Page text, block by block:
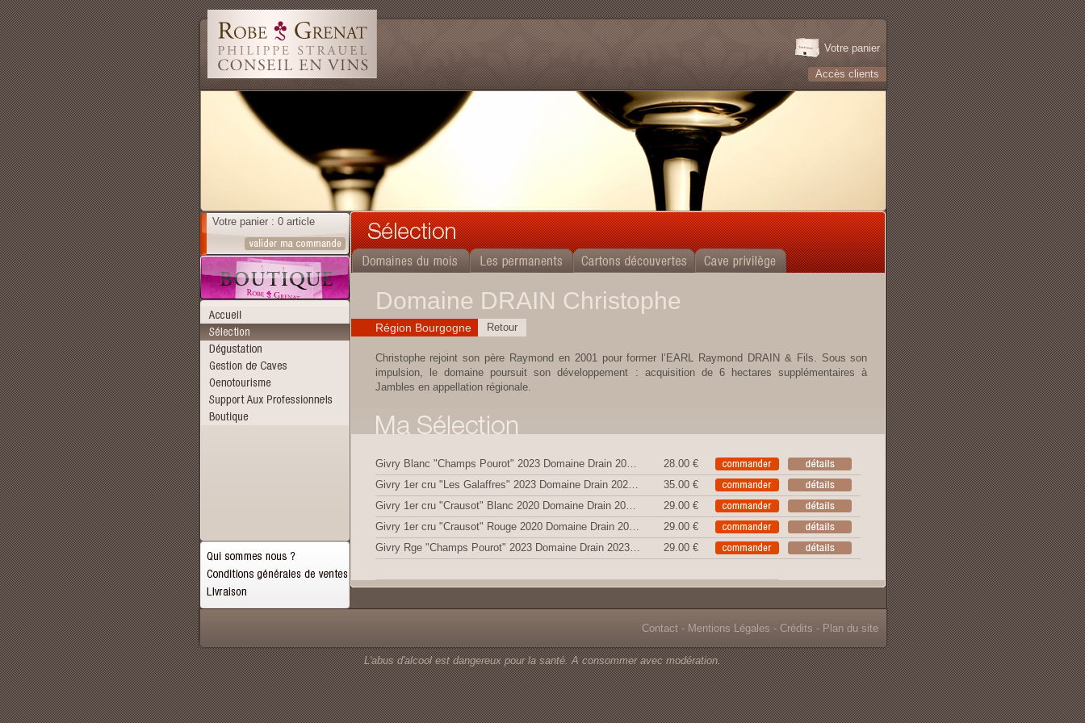
Votre panier
Accès clients
Votre panier : 0 article
Domaine DRAIN Christophe
Région Bourgogne Retour
Christophe rejoint son père Raymond en 2001 pour former l’EARL Raymond DRAIN & Fils. Sous son
impulsion, le domaine poursuit son développement : acquisition de 6 hectares supplémentaires à
Jambles en appellation régionale.
Givry Blanc "Champs Pourot" 2023 Domaine Drain 2023 (Blanc)
28.00 €
Givry 1er cru "Les Galaffres" 2023 Domaine Drain 2023 (Blanc)
35.00 €
Givry 1er cru "Crausot" Blanc 2020 Domaine Drain 2023 (Blanc)
29.00 €
Givry 1er cru "Crausot" Rouge 2020 Domaine Drain 2020 (Rouge)
29.00 €
Givry Rge "Champs Pourot" 2023 Domaine Drain 2023 (Rouge)
29.00 €
Contact- Mentions Légales - Crédits - Plan du site
L'abus d'alcool est dangereux pour la santé. A consommer avec modération.